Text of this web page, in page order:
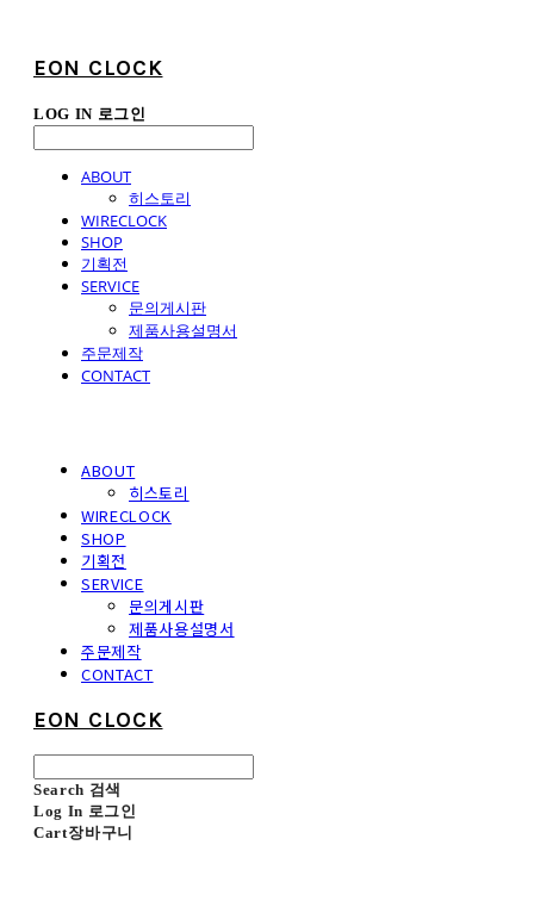
EON CLOCK
LOG IN 로그인
ABOUT
히스토리
WIRECLOCK
SHOP
기획전
SERVICE
문의게시판
제품사용설명서
주문제작
CONTACT
ABOUT
히스토리
WIRECLOCK
SHOP
기획전
SERVICE
문의게시판
제품사용설명서
주문제작
CONTACT
EON CLOCK
Search 검색
Log In 로그인
Cart장바구니